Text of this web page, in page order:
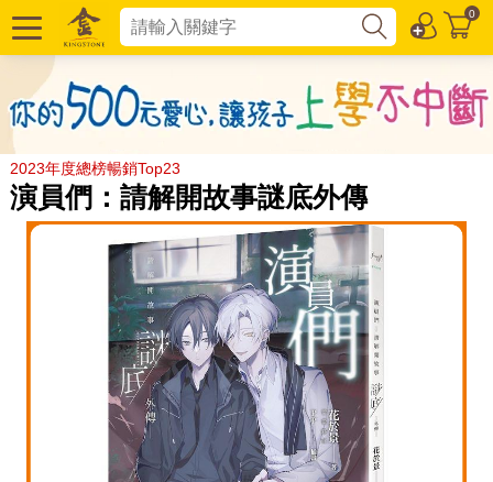
0
2023年度總榜暢銷Top23
演員們：請解開故事謎底外傳